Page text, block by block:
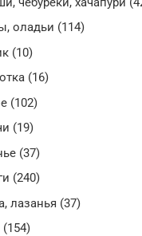
оладьи (114)
(10)
(16)
(102)
(19)
(37)
(240)
лазанья (37)
(154)